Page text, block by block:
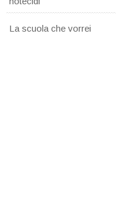
La scuola che vorrei